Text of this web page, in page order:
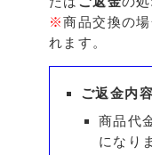
※商品交換の
れます。
ご返金内容
商品代
になり